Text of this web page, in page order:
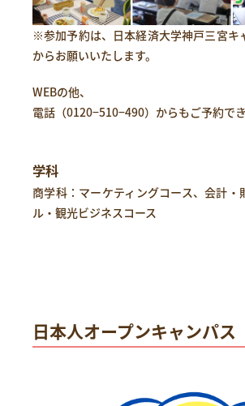
※参加予約は、日本経済大学神戸三宮キ
からお願いいたします。
WEBの他、
電話（0120−510−490）からもご予約でき
学科
商学科：マーケティングコース、会計・
ル・観光ビジネスコース
日本人オープンキャンパス